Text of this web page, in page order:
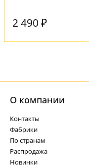
2 490 ₽
О компании
Контакты
Фабрики
По странам
Распродажа
Новинки